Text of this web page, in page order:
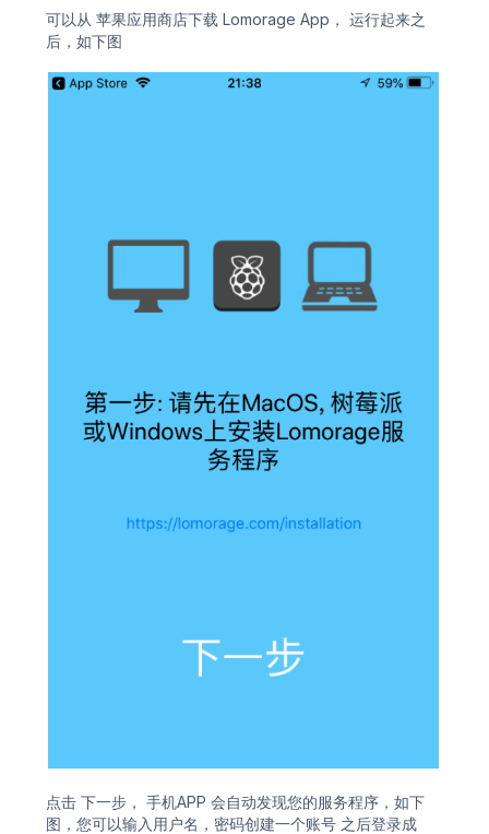
可以从 苹果应用商店下载 Lomorage App， 运行起来之
后，如下图
点击 下一步， 手机APP 会自动发现您的服务程序，如下
图，您可以输入用户名，密码创建一个账号 之后登录成